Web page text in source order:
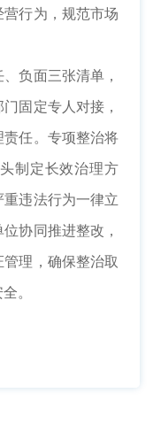
行为，规范市场
负面三张清单，
固定专人对接，
任。专项整治将
制定长效治理方
违法行为一律立
协同推进整改，
理，确保整治取
。